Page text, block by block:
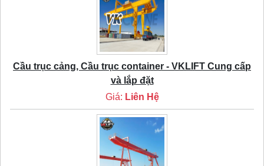
Cầu trục cảng, Cầu trục container - VKLIFT Cung cấp
và lắp đặt
Giá: Liên Hệ